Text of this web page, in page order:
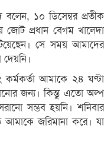
১০ ডিসেম্বর প্রতীক
জোট প্রধান বেগম খালেদা
সে সময় আমাদের
কর্মকর্তা আমাকে ২৪ ঘণ্টা
জন্য। কিন্তু এতো অল্প
সম্ভব হয়নি। শনিবার
আমাকে জরিমানা করে। যা